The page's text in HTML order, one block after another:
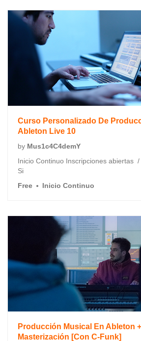
Curso Personalizado De
Ableton Live 10
by Mus1c4C4demY
Inicio Continuo Inscripciones abiertas
Si
Free
Inicio Continuo
Producción Musical En Ableton
Masterización [Con C-Funk]